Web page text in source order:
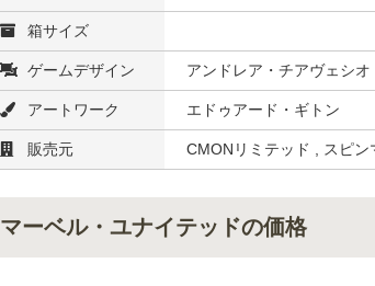
箱サイズ
ゲームデザイン アンドレア・チアヴェシ
アートワーク エドゥアード・ギトン
販売元 CMONリミテッド , スピ
マーベル・ユナイテッドの価格